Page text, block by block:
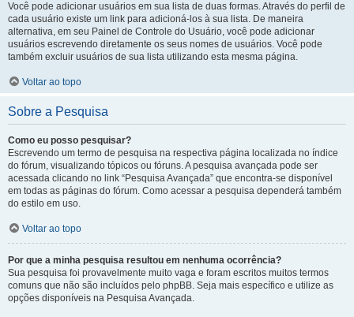
Você pode adicionar usuários em sua lista de duas formas. Através do perfil de
cada usuário existe um link para adicioná-los à sua lista. De maneira
alternativa, em seu Painel de Controle do Usuário, você pode adicionar
usuários escrevendo diretamente os seus nomes de usuários. Você pode
também excluir usuários de sua lista utilizando esta mesma página.
Voltar ao topo
Sobre a Pesquisa
Como eu posso pesquisar?
Escrevendo um termo de pesquisa na respectiva página localizada no índice
do fórum, visualizando tópicos ou fóruns. A pesquisa avançada pode ser
acessada clicando no link “Pesquisa Avançada” que encontra-se disponível
em todas as páginas do fórum. Como acessar a pesquisa dependerá também
do estilo em uso.
Voltar ao topo
Por que a minha pesquisa resultou em nenhuma ocorrência?
Sua pesquisa foi provavelmente muito vaga e foram escritos muitos termos
comuns que não são incluídos pelo phpBB. Seja mais específico e utilize as
opções disponíveis na Pesquisa Avançada.